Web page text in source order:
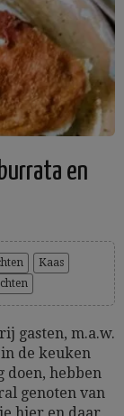
en
Kaas
gasten, m.a.w.
de keuken
doen, hebben
genoten van